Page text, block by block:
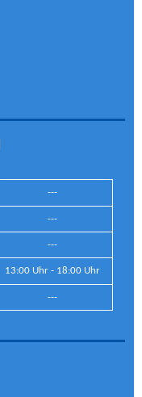
---
---
---
13:00 Uhr - 18:00 Uhr
---